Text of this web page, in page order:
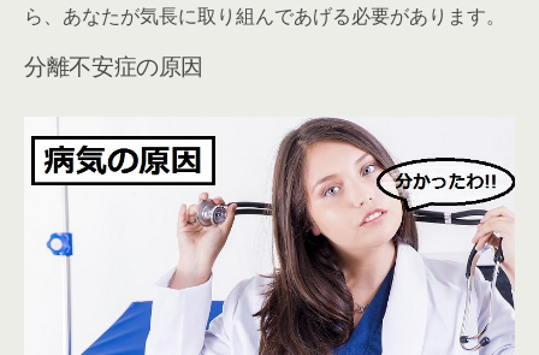
ら、あなたが気長に取り組んであげる必要があります。
分離不安症の原因